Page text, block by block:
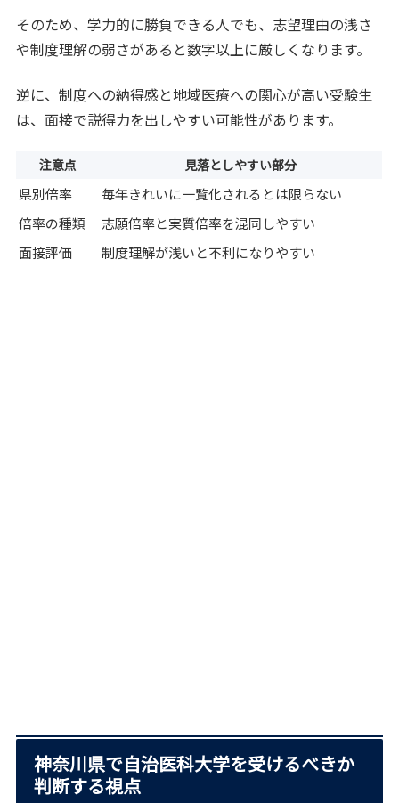
そのため、学力的に勝負できる人でも、志望理由の浅さ
や制度理解の弱さがあると数字以上に厳しくなります。
逆に、制度への納得感と地域医療への関心が高い受験生
は、面接で説得力を出しやすい可能性があります。
注意点 見落としやすい部分
県別倍率
毎年きれいに一覧化されるとは限らない
倍率の種類
志願倍率と実質倍率を混同しやすい
面接評価
制度理解が浅いと不利になりやすい
神奈川県で自治医科大学を受けるべきか
判断する視点